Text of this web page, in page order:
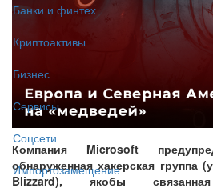
Банки и финтех
Криптоактивы
Бизнес
Сервисы
Соцсети
Импортозамещение
Компания Microsoft
обнаруженная хакерская группа
Blizzard), якобы